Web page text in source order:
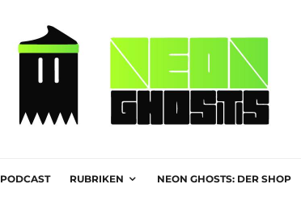
PODCAST RUBRIKEN NEON GHOSTS: DER SHOP